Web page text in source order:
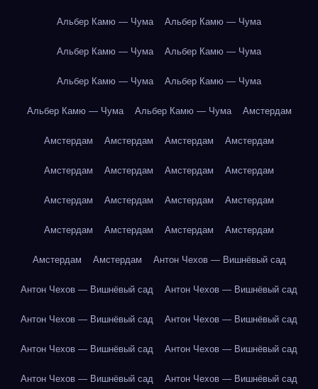
Альбер Камю — Чума Альбер Камю — Чума
Альбер Камю — Чума Альбер Камю — Чума
Альбер Камю — Чума Альбер Камю — Чума
Альбер Камю — Чума Альбер Камю — Чума Амстердам
Амстердам Амстердам Амстердам Амстердам
Амстердам Амстердам Амстердам Амстердам
Амстердам Амстердам Амстердам Амстердам
Амстердам Амстердам Амстердам Амстердам
Амстердам Амстердам Антон Чехов — Вишнёвый сад
Антон Чехов — Вишнёвый сад Антон Чехов — Вишнёвый сад
Антон Чехов — Вишнёвый сад Антон Чехов — Вишнёвый сад
Антон Чехов — Вишнёвый сад Антон Чехов — Вишнёвый сад
Антон Чехов — Вишнёвый сад Антон Чехов — Вишнёвый сад